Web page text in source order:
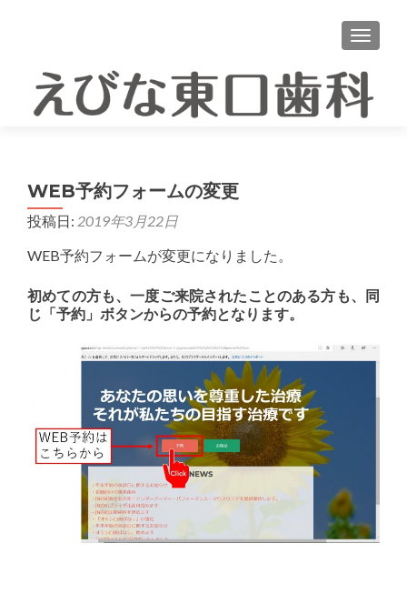
ナビゲ
WEB予約フォームの変更
投稿日: 2019年3月22日
WEB予約フォームが変更になりました。
初めての方も、一度ご来院されたことのある方も、同
じ「予約」ボタンからの予約となります。